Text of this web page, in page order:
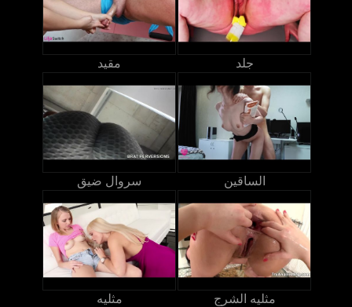
مقيد جلد
سروال ضيق الساقين
مثليه مثليه الشرج